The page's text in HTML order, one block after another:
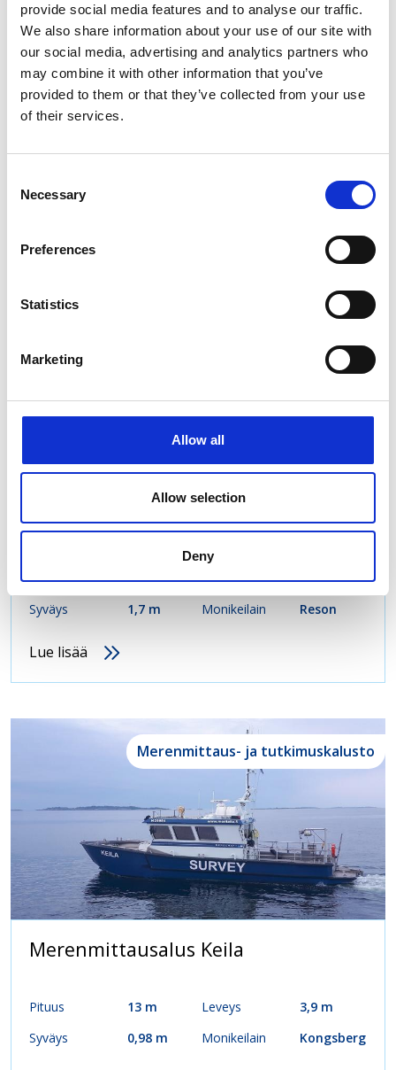
provide social media features and to analyse our traffic.
We also share information about your use of our site with
our social media, advertising and analytics partners who
may combine it with other information that you’ve
provided to them or that they’ve collected from your use
of their services.
Selection
Necessary
Preferences
Statistics
Marketing
Allow all
Allow selection
Deny
Rakennusalueiden arviointitutkimukset
Merenmittaus- ja
tutkimuskalusto
Merenmittausalus Kaiku
Pituus 22,5 m Leveys
7 m
Syväys
1,7 m Monikeilain Reson
Lue lisää
Merenmittaus- ja tutkimuskalusto
Merenmittausalus Keila
Pituus 13 m Leveys
3,9 m
Syväys
0,98 m Monikeilain Kongsberg
Merenmittaus- ja tutkimuskalusto